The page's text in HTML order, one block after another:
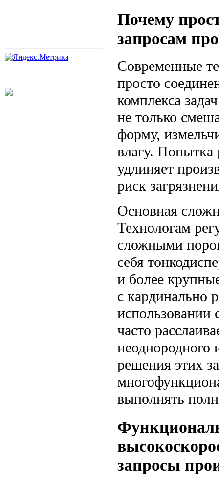
Почему
запросам
Современные
просто
комплекса
не только
форму,
влагу. Попытка
удлиняет
риск
Основная
Технологам
сложными
себя
и более
с кардинально
использовании
часто
неоднородного
решения этих
выполнять
запросы